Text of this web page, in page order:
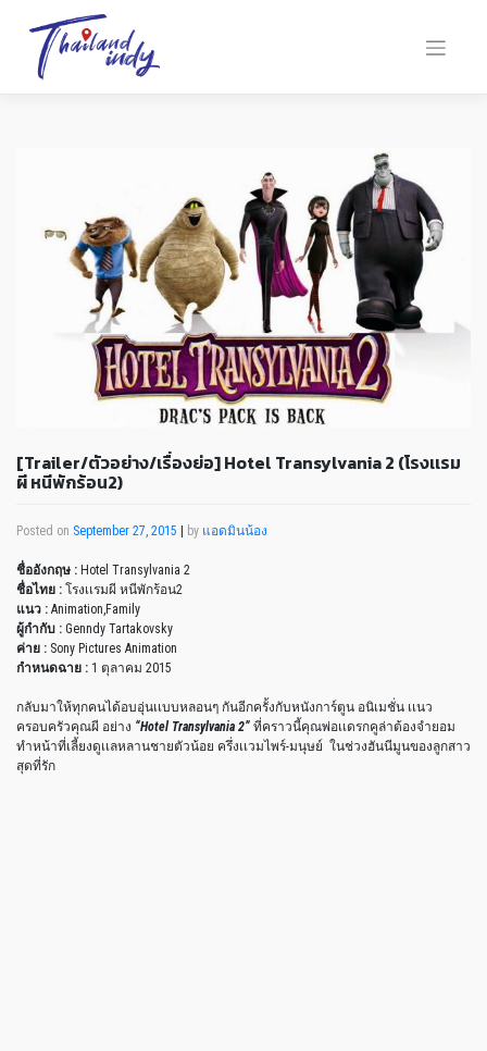
[Trailer/ตัวอย่าง/เรื่องย่อ] Hotel Transylvania 2 (โรงเเรม
ผี หนีพักร้อน2)
Posted on September 27, 2015 by แอดมินน้อง
ชื่ออังกฤษ : Hotel Transylvania 2
ชื่อไทย : โรงเเรมผี หนีพักร้อน2
แนว : Animation,Family
ผู้กำกับ : Genndy Tartakovsky
ค่าย : Sony Pictures Animation
กำหนดฉาย : 1 ตุลาคม 2015
กลับมาให้ทุกคนได้อบอุ่นเเบบหลอนๆ กันอีกครั้งกับหนังการ์ตูน อนิเมชั่น เเนว
ครอบครัวคุณผี อย่าง “Hotel Transylvania 2” ที่คราวนี้คุณพ่อเเดรกคูล่าต้องจำยอม
ทำหน้าที่เลี้ยงดูเเลหลานชายตัวน้อย ครึ่งเเวมไพร์-มนุษย์ ในช่วงฮันนีมูนของลูกสาว
สุดที่รัก